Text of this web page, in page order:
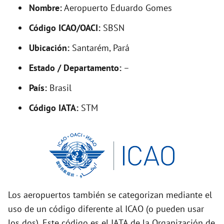
d
e
o
Nombre:Aeropuerto Eduardo Gomes
Código ICAO/OACI: SBSN
Ubicación: Santarém, Pará
Estado / Departamento: –
País: Brasil
Código IATA: STM
Los aeropuertos también se categorizan mediante el
uso de un código diferente al ICAO (o pueden usar